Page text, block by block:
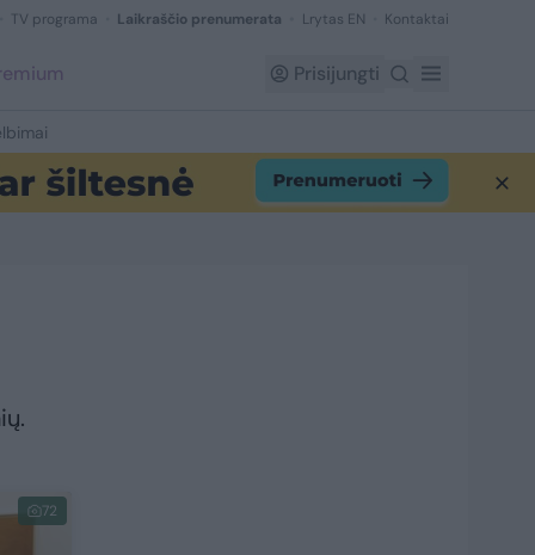
TV programa Laikraščio prenumerata Lrytas EN Kontaktai
Prisijungti
72